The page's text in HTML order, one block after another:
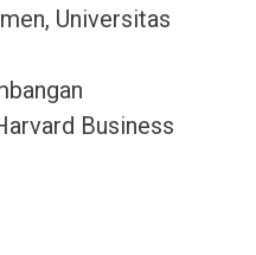
Universitas
Business